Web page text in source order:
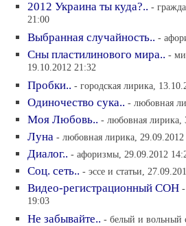
2012 Украина ты куда?.. -
21:00
Выбранная случайность.. -
Сны пластилинового мира.. -
19.10.2012 21:32
Пробки.. - городская лирика,
Одиночество сука.. - любовная
Моя Любовь.. - любовная лирика,
Луна - любовная лирика, 29.09.2012
Диалог.. - афоризмы, 29.09.2012
Соц. сеть.. - эссе и статьи,
Видео-регистрационный СОН
19:03
Не забывайте.. - белый и вольный